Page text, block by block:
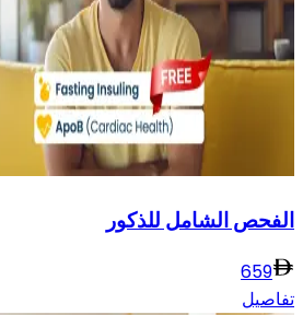
الفحص الشامل للذكور
659
تفاصيل